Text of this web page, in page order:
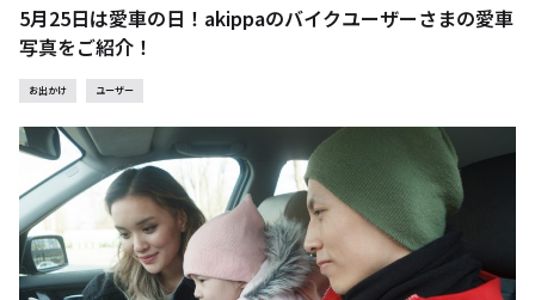
5月25日は愛車の日！akippaのバイクユーザーさまの愛車
写真をご紹介！
お出かけ ユーザー